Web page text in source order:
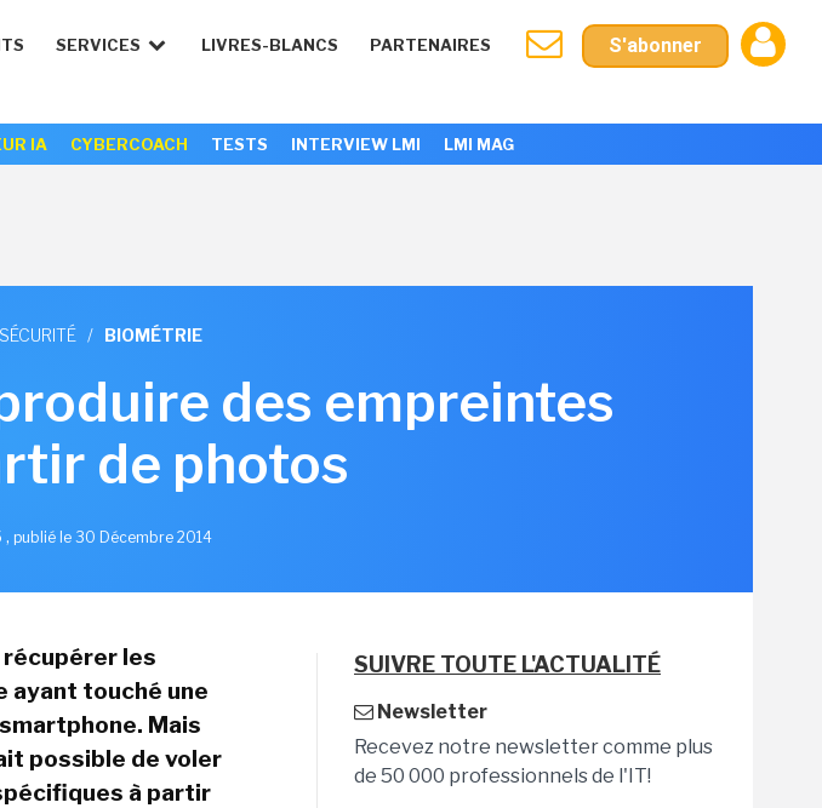
SERVICES LIVRES-BLANCS PARTENAIRES S'abonner
IA CYBERCOACH TESTS INTERVIEW LMI LMI MAG
SÉCURITÉ / BIOMÉTRIE
des empreintes
de photos
, publié le 30 Décembre 2014
les
ayant touché une
Mais
possible de voler
à partir
SUIVRE TOUTE L'ACTUALITÉ
Newsletter
Recevez notre newsletter comme plus
de 50 000 professionnels de l'IT!